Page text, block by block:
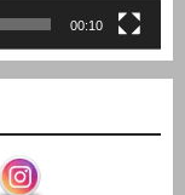
00:10